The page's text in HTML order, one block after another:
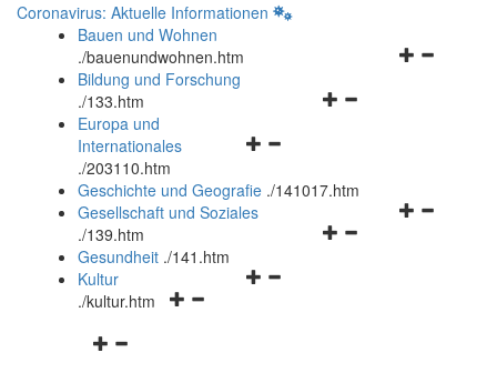
Coronavirus: Aktuelle Informationen
Bauen und Wohnen
./bauenundwohnen.htm
Navigationsmenü
Bildung und Forschung
./133.htm
Navigationsmenü
und
schließen
Europa und
Internationales
./203110.htm
Geschichte und Geografie ./141017.htm
Navigationsmenü
Gesellschaft und Soziales
./139.htm
Navigationsmenü
Gesundheit ./141.htm
Navigationsmenü
Kultur
./kultur.htm
Navigationsmenü